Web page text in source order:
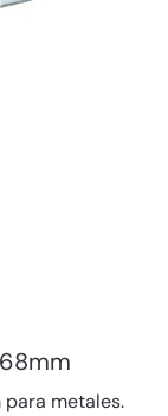
metales.